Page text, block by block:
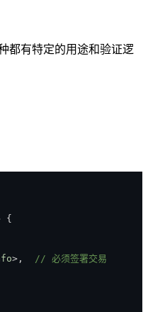
都有特定的用途和验证逻
{
> ,
// 必须签署交易